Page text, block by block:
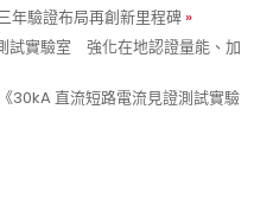
驗證布局再創新里程碑
試實驗室 強化在地認證量能、加
30kA 直流短路電流見證測試實驗